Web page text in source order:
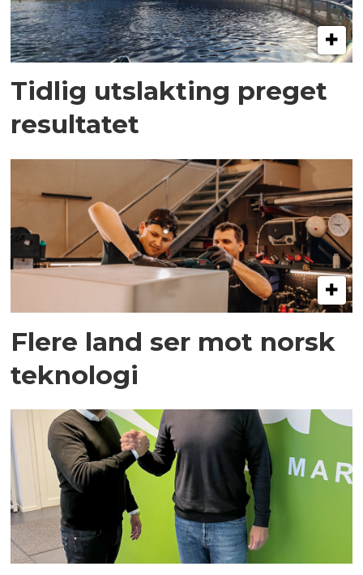
Tidlig utslakting preget
resultatet
Flere land ser mot norsk
teknologi